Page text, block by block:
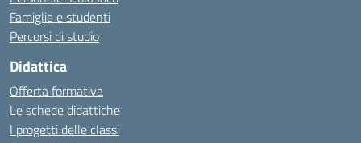
Famiglie e studenti
Percorsi di studio
Didattica
Offerta formativa
Le schede didattiche
I progetti delle classi